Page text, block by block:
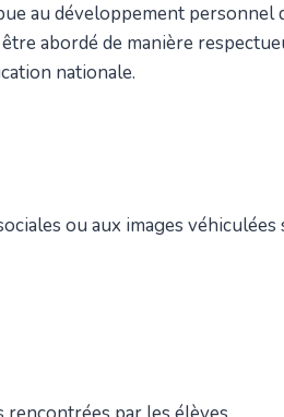
au développement personnel
abordé de manière
nationale.
ou aux images véhiculées